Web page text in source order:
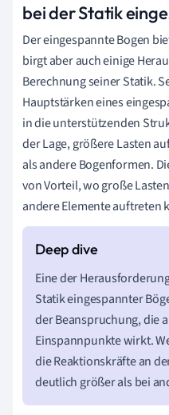
bei der Statik
Der eingespannte Bogen
birgt aber auch einige
Berechnung seiner Statik.
Hauptstärken eines
in die unterstützenden
der Lage, größere Lasten
als andere Bogenformen.
von Vorteil, wo große
andere Elemente auftreten
Eine der
Statik eingespannter
der Beanspruchung, die
Einspannpunkte wirkt.
die Reaktionskräfte an
deutlich größer als bei